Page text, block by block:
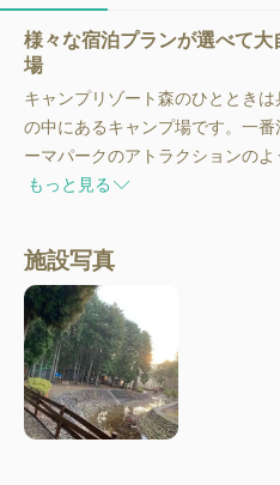
様々な宿泊プランが選べて
場
キャンプリゾート森のひととき
の中にあるキャンプ場です。一
ーマパークのアトラクションのよ
もっと見る
施設写真